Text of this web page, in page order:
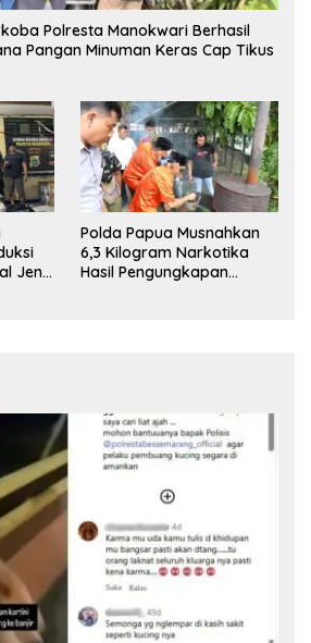
Polresta Manokwari Berhasil
Pangan Minuman Keras Cap Tikus
Jenis
Polda Papua Musnahkan
6,3 Kilogram Narkotika
Hasil Pengungkapan